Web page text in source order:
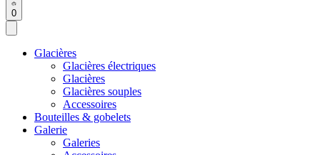
0
Glacières
Glacières électriques
Glacières
Glacières souples
Accessoires
Bouteilles & gobelets
Galerie
Galeries